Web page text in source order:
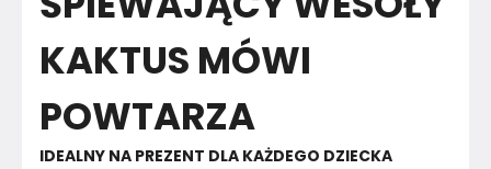
Montaż
KAKTUS MÓWI
POWTARZA
IDEALNY NA PREZENT DLA KAŻDEGO DZIECKA